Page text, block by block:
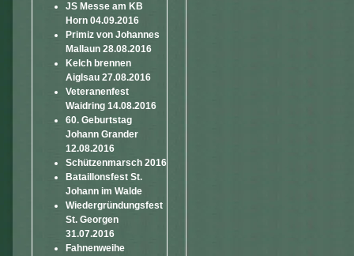
JS Messe am KB
Horn 04.09.2016
Primiz von Johannes
Mallaun 28.08.2016
Kelch brennen
Aiglsau 27.08.2016
Veteranenfest
Waidring 14.08.2016
60. Geburtstag
Johann Grander
12.08.2016
Schützenmarsch 2016
Bataillonsfest St.
Johann im Walde
Wiedergründungsfest
St. Georgen
31.07.2016
Fahnenweihe